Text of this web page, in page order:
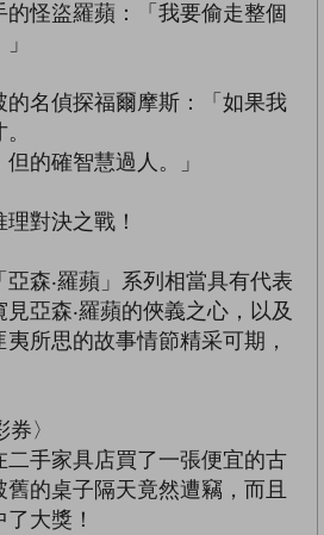
怪盜羅蘋：「我要偷走整個
名偵探福爾摩斯：「如果我
的確智慧過人。」
對決之戰！
‧羅蘋」系列相當具有代表
亞森‧羅蘋的俠義之心，以及
所思的故事情節精采可期，
〉
手家具店買了一張便宜的古
的桌子隔天竟然遭竊，而且
大獎！